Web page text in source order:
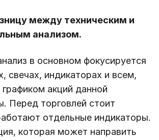
между техническим и
анализом.
в основном фокусируется
свечах, индикаторах и всем,
графиком акций данной
Перед торговлей стоит
отдельные индикаторы.
которая может направить